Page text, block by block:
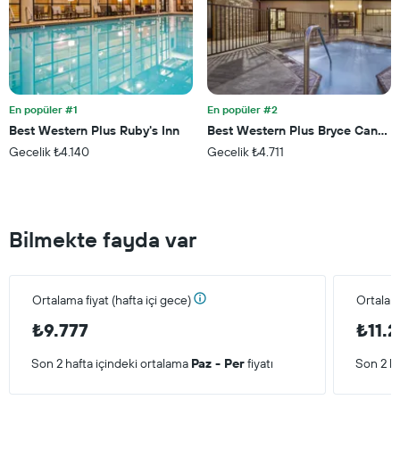
En popüler #1
Best Western Plus Ruby's Inn
Gecelik ₺4.140
En popüler #2
Best Western Plus Bryce
Gecelik ₺4.711
Bilmekte fayda var
Ortalama fiyat (hafta içi gece)
₺9.777
Son 2 hafta içindeki ortalama Paz - Perfiyatı Son 2